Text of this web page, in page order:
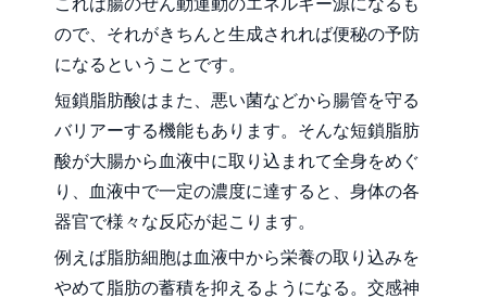
ので、それがきちんと生成されれば便秘の予防
になるということです。
短鎖脂肪酸はまた、悪い菌などから腸管を守る
バリアーする機能もあります。そんな短鎖脂肪
酸が大腸から血液中に取り込まれて全身をめぐ
り、血液中で一定の濃度に達すると、身体の各
器官で様々な反応が起こります。
例えば脂肪細胞は血液中から栄養の取り込みを
やめて脂肪の蓄積を抑えるようになる。交感神